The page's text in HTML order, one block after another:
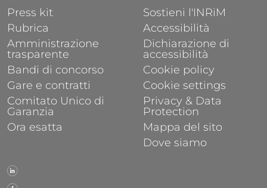
FOOTER 1
Press kit
Rubrica
Amministrazione
trasparente
Bandi di concorso
Gare e contratti
Comitato Unico di
Garanzia
Ora esatta
FOOTER 2
Sostieni l'INRiM
Accessibilità
Dichiarazione di
accessibilità
Cookie policy
Cookie settings
Privacy & Data
Protection
Mappa del sito
Dove siamo